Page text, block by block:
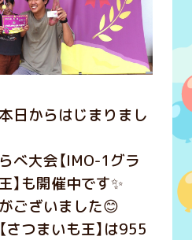
日からはじまりまし
べ大会【IMO-1グラ
】も開催中です✨
ございました😊
さつまいも王】は955